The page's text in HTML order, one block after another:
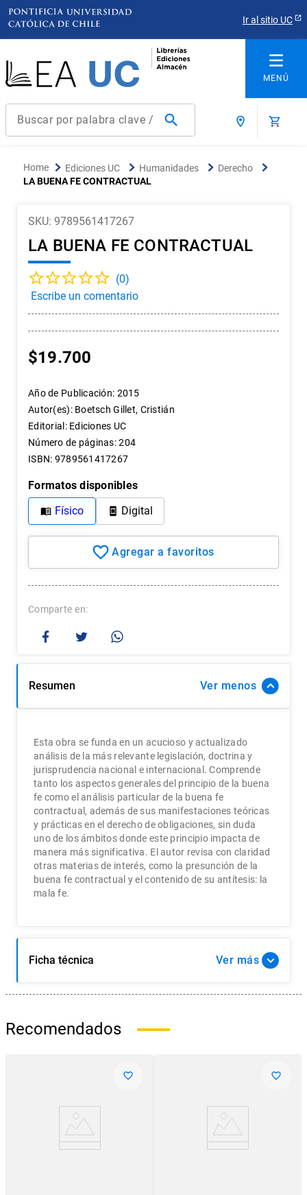
Ir al sitio UC
Buscar por palabra clave / título / autor / producto / ISBN
. derecho
arquitectura
reúso
ediciones uc
historia chile
historia
psicología
. arte
Ediciones UC Humanidades
Derecho
LA BUENA FE CONTRACTUAL
SKU: 9789561417267
LA BUENA FE CONTRACTUAL
(0)
$19.700
Año de Publicación: 2015
Autor(es): Boetsch Gillet, Cristián
Editorial: Ediciones UC
Número de páginas:204
ISBN: 9789561417267
Formatos disponibles
Físico
Digital
Comparte
Resumen Ver
Esta obra se funda en un acucioso y actualizado
análisis de la más relevante legislación, doctrina y
jurisprudencia nacional e internacional. Comprende
tanto los aspectos generales del principio de la buena
fe como el análisis particular de la buena fe
contractual, además de sus manifestaciones teóricas
y prácticas en el derecho de obligaciones, sin duda
uno de los ámbitos donde este principio impacta de
manera más significativa. El autor revisa con claridad
otras materias de interés, como la presunción de la
buena fe contractual y el contenido de su antí­tesis: la
mala fe.
Ficha técnica Ver
Recomendados